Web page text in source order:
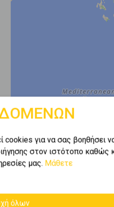
cookies για να σας βοηθήσει
στον ιστότοπο καθώς
μας. Μάθετε
όλων